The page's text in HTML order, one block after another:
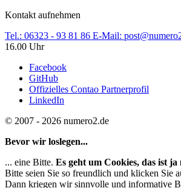
Kontakt aufnehmen
Tel.: 06323 - 93 81 86 E-Mail:
16.00 Uhr
Facebook
GitHub
Offizielles Contao Partnerprofil
LinkedIn
© 2007 - 2026 numero2.de
Bevor wir loslegen...
... eine Bitte. Es geht um Cookies, das ist ja
Bitte seien Sie so freundlich und klicken Sie
Dann kriegen wir sinnvolle und informative